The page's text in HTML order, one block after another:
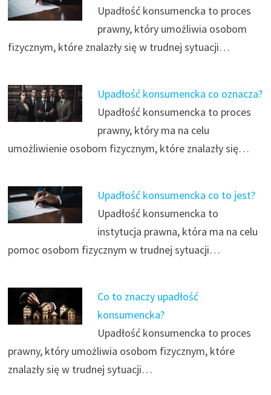
Upadłość konsumencka to proces
prawny, który umożliwia osobom
fizycznym, które znalazły się w trudnej sytuacji…
Upadłość konsumencka co oznacza?
Upadłość konsumencka to proces
prawny, który ma na celu
umożliwienie osobom fizycznym, które znalazły się…
Upadłość konsumencka co to jest?
Upadłość konsumencka to
instytucja prawna, która ma na celu
pomoc osobom fizycznym w trudnej sytuacji…
Co to znaczy upadłość
konsumencka?
Upadłość konsumencka to proces
prawny, który umożliwia osobom fizycznym, które
znalazły się w trudnej sytuacji…